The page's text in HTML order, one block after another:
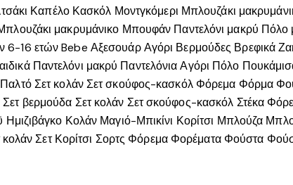
Καπέλο Κασκόλ Μοντγκόμερι Μπλουζάκι
μακρυμάνικο Μπουφάν Παντελόνι μακρύ Πόλο
6-16 ετών Bebe Αξεσουάρ Αγόρι Βερμούδες Βρεφικά
Παντελόνι μακρύ Παντελόνια Αγόρι Πόλο
Παλτό Σετ κολάνΣετ σκούφος-κασκόλ Φόρεμα Φόρμα
Σετ βερμούδα Σετ κολάν Σετ σκούφος-κασκόλ Στέκα
Ημιζιβάγκο Κολάν Μαγιό-Μπικίνι Κορίτσι Μπλούζα
κολάν Σετ Κορίτσι Σορτς Φόρεμα Φορέματα Φούστα